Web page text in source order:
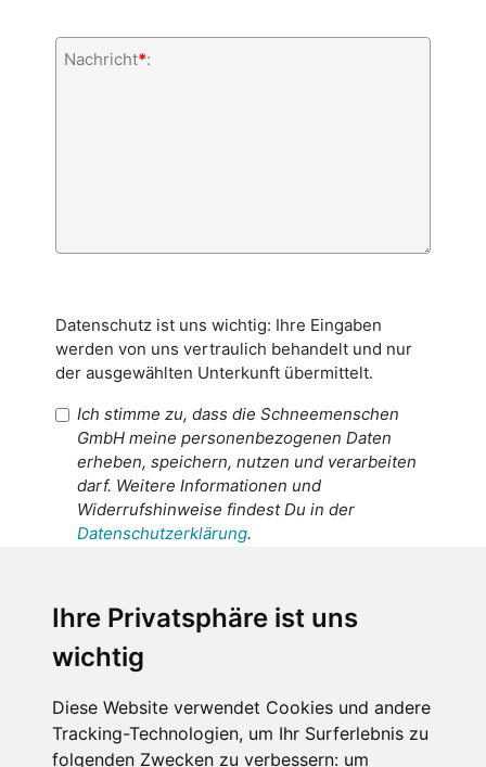
Ihre Privatsphäre ist uns
wichtig
Diese Website verwendet Cookies und andere
Tracking-Technologien, um Ihr Surferlebnis zu
folgenden Zwecken zu verbessern: um
Nachricht*:
Datenschutz ist uns wichtig: Ihre Eingaben
werden von uns vertraulich behandelt und nur
der ausgewählten Unterkunft übermittelt.
Ich stimme zu, dass die Schneemenschen
GmbH meine personenbezogenen Daten
erheben, speichern, nutzen und verarbeiten
darf. Weitere Informationen und
Widerrufshinweise findest Du in der
Datenschutzerklärung.
personenbezogenen Daten an den
Empfänger dieser Nachricht weitergeleitet
werden dürfen. Weitere Informationen und
Datenschutzerklärung.